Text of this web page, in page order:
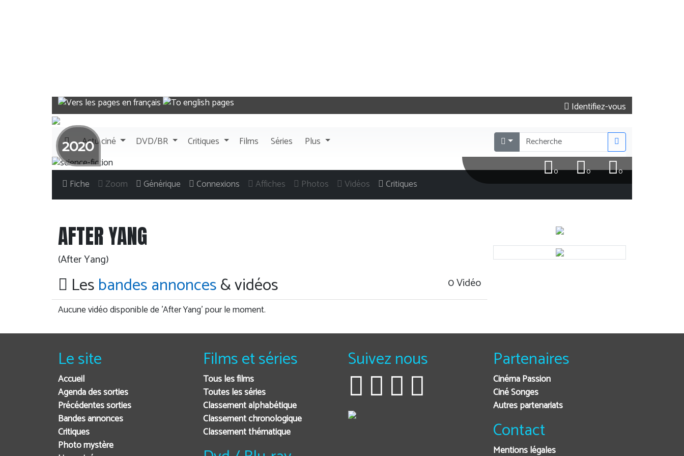
Identifiez-vous
Actuciné DVD/BR Critiques Films Séries Plus
0
0
0
2020
Fiche Zoom Générique Connexions Affiches Photos Vidéos Critiques
AFTER YANG
(After Yang)
Lesbandes annonces& vidéos 0 Vidéo
Aucune vidéo disponible de 'After Yang' pour le moment.
Le site
Accueil
Agenda des sorties
Précédentes sorties
Bandes annonces
Critiques
Photo mystère
Films et séries
Tous les films
Toutes les séries
Classement alphabétique
Classement chronologique
Classement thématique
Suivez nous Partenaires
Cinéma Passion
Ciné Songes
Autres partenariats
Contact
Mentions légales